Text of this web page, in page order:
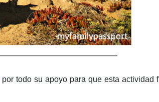
por todo su apoyo para que esta actividad